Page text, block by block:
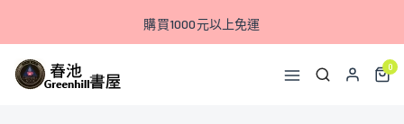
購買1000元以上免運
0